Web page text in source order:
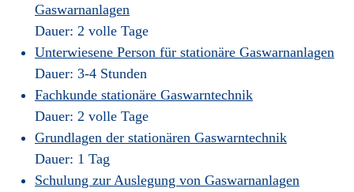
Gaswarnanlagen
Dauer: 2 volle Tage
Unterwiesene Person für stationäre Gaswarnanlagen
Dauer: 3-4 Stunden
Fachkunde stationäre Gaswarntechnik
Dauer: 2 volle Tage
Grundlagen der stationären Gaswarntechnik
Dauer: 1 Tag
Schulung zur Auslegung von Gaswarnanlagen